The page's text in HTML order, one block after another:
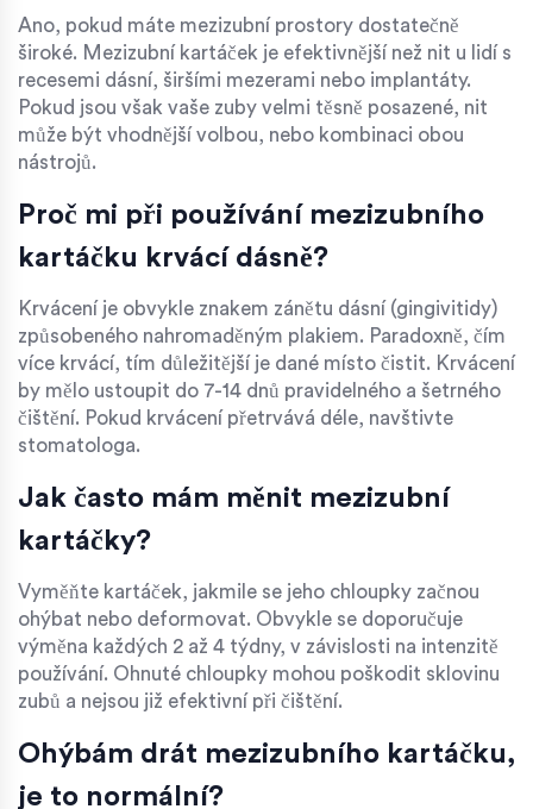
Ano, pokud máte mezizubní prostory dostatečně
široké. Mezizubní kartáček je efektivnější než nit u lidí s
recesemi dásní, širšími mezerami nebo implantáty.
Pokud jsou však vaše zuby velmi těsně posazené, nit
může být vhodnější volbou, nebo kombinaci obou
nástrojů.
Proč mi při používání mezizubního
kartáčku krvácí dásně?
Krvácení je obvykle znakem zánětu dásní (gingivitidy)
způsobeného nahromaděným plakiem. Paradoxně, čím
více krvácí, tím důležitější je dané místo čistit. Krvácení
by mělo ustoupit do 7-14 dnů pravidelného a šetrného
čištění. Pokud krvácení přetrvává déle, navštivte
stomatologa.
Jak často mám měnit mezizubní
kartáčky?
Vyměňte kartáček, jakmile se jeho chloupky začnou
ohýbat nebo deformovat. Obvykle se doporučuje
výměna každých 2 až 4 týdny, v závislosti na intenzitě
používání. Ohnuté chloupky mohou poškodit sklovinu
zubů a nejsou již efektivní při čištění.
Ohýbám drát mezizubního kartáčku,
je to normální?